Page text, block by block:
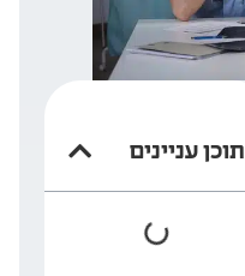
תוכן עניינים